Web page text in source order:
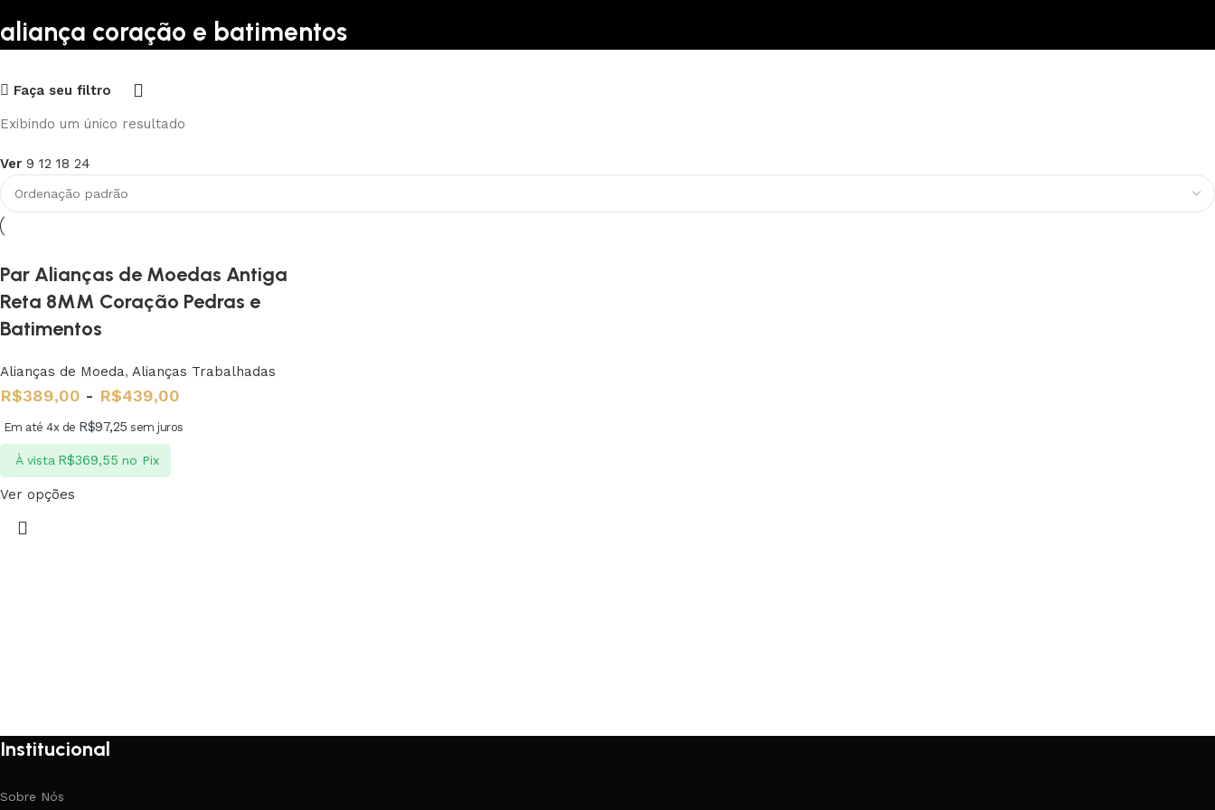
aliança coração e batimentos
Upholstered chair
Discount 10%
Faça seu filtro
Exibindo um único resultado
Ver 9 12 18 24
Par Alianças de Moedas Antiga
Reta 8MM Coração Pedras e
Batimentos
Alianças de Moeda, Alianças Trabalhadas
R$389,00 - R$439,00
Em até 4x de R$97,25 sem juros
À vista R$369,55 no Pix
Ver opções
Institucional
Sobre Nós